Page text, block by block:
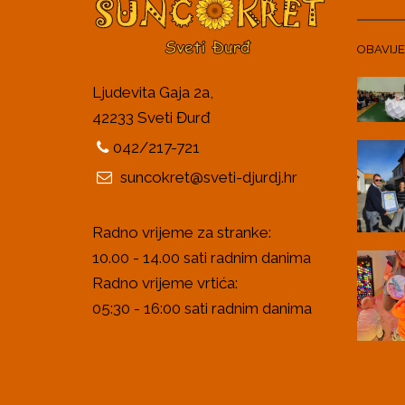
Ljudevita Gaja 2a,
42233 Sveti Đurđ
042/217-721
suncokret@sveti-djurdj.hr
Radno vrijeme za stranke:
10.00 - 14.00 sati radnim danima
Radno vrijeme vrtića:
05:30 - 16:00 sati radnim danima